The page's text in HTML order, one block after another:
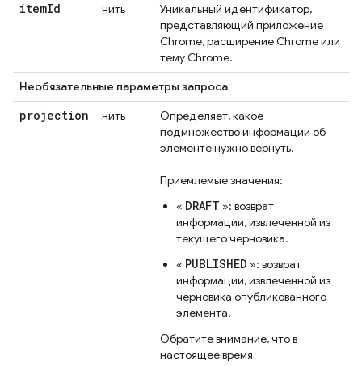
itemId нить
Уникальный идентификатор,
представляющий приложение
Chrome, расширение Chrome или
тему Chrome.
Необязательные параметры запроса
projection нить
Определяет, какое
подмножество информации об
элементе нужно вернуть.
Приемлемые значения:
« DRAFT »: возврат
информации, извлеченной из
текущего черновика.
« PUBLISHED »: возврат
информации, извлеченной из
черновика опубликованного
элемента.
Обратите внимание, что в
настоящее время